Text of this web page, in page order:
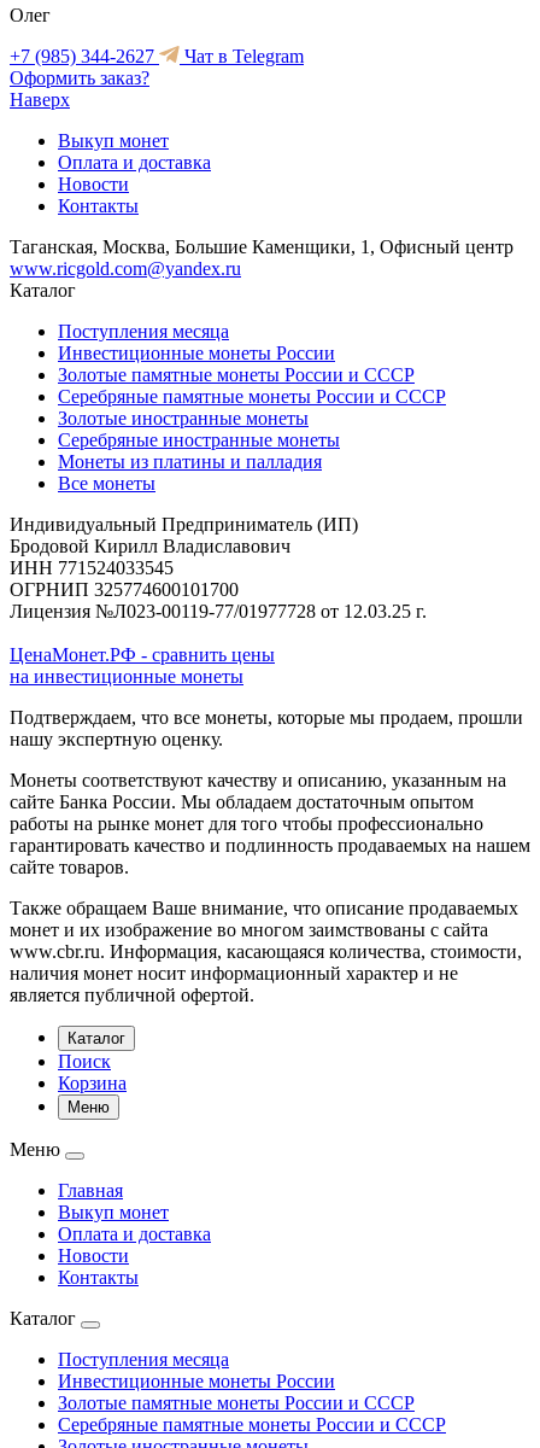
Олег
+7 (985) 344-2627
Чат в Telegram
Оформить заказ?
Наверх
Выкуп монет
Оплата и доставка
Новости
Контакты
Таганская, Москва, Большие Каменщики, 1, Офисный центр
www.ricgold.com@yandex.ru
Каталог
Поступления месяца
Инвестиционные монеты России
Золотые памятные монеты России и СССР
Серебряные памятные монеты России и СССР
Золотые иностранные монеты
Серебряные иностранные монеты
Монеты из платины и палладия
Все монеты
Индивидуальный Предприниматель (ИП)
Бродовой Кирилл Владиславович
ИНН 771524033545
ОГРНИП 325774600101700
Лицензия №Л023-00119-77/01977728 от 12.03.25 г.
ЦенаМонет.РФ - сравнить цены
на инвестиционные монеты
Подтверждаем, что все монеты, которые мы продаем, прошли
нашу экспертную оценку.
Монеты соответствуют качеству и описанию, указанным на
сайте Банка России. Мы обладаем достаточным опытом
работы на рынке монет для того чтобы профессионально
гарантировать качество и подлинность продаваемых на нашем
сайте товаров.
Также обращаем Ваше внимание, что описание продаваемых
монет и их изображение во многом заимствованы с сайта
www.cbr.ru. Информация, касающаяся количества, стоимости,
наличия монет носит информационный характер и не
является публичной офертой.
Каталог
Поиск
Корзина
Меню
Меню
Главная
Выкуп монет
Оплата и доставка
Новости
Контакты
Каталог
Поступления месяца
Инвестиционные монеты России
Золотые памятные монеты России и СССР
Серебряные памятные монеты России и СССР